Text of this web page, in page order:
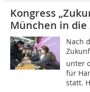
Kongress
München in
Nach
unter
für
statt.